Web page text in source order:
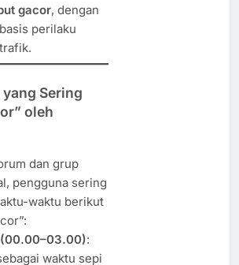
gacor, dengan
perilaku
yang Sering
oleh
dan grup
pengguna sering
waktu berikut
:
waktu sepi